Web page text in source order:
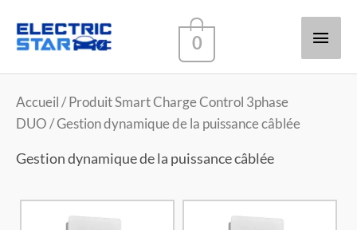
0
Accueil / Produit Smart Charge Control 3phase
DUO / Gestion dynamique de la puissance câblée
Gestion dynamique de la puissance câblée